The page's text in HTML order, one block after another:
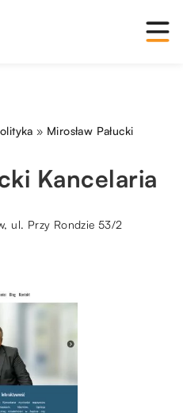
» Mirosław Pałucki
Kancelaria
ul. Przy Rondzie 53/2